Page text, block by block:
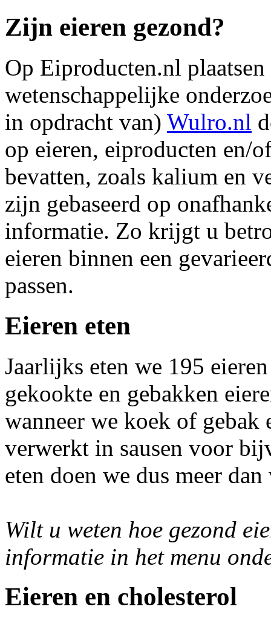
Zijn eieren gezond?
Op Eiproducten.nl
wetenschappelijke
in opdracht van) Wulro.nl
op eieren, eiproducten en/
bevatten, zoals kalium en
zijn gebaseerd op
informatie. Zo krijgt u
eieren binnen een
passen.
Eieren eten
Jaarlijks eten we 195
gekookte en gebakken
wanneer we koek of gebak
verwerkt in sausen voor
eten doen we dus meer
Wilt u weten hoe gezond
informatie in het menu
Eieren en cholesterol